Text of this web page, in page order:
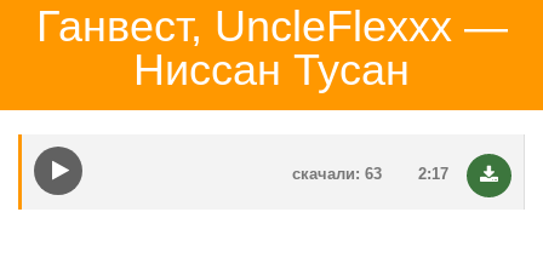
Ганвест, UncleFlexxx —
Ниссан Тусан
2:17
скачали: 63